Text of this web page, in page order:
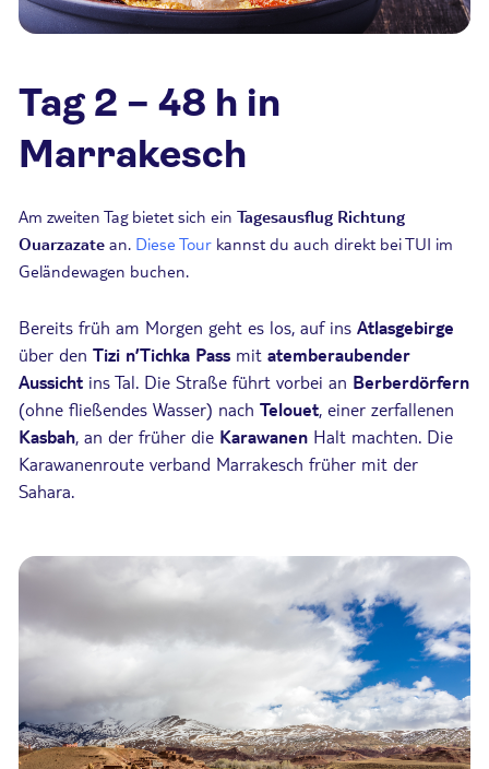
Tag 2 – 48 h in
Marrakesch
Am zweiten Tag bietet sich ein Tagesausflug Richtung
Ouarzazate an. Diese Tour kannst du auch direkt bei TUI im
Geländewagen buchen.
Bereits früh am Morgen geht es los, auf ins Atlasgebirge
über den Tizi n’Tichka Pass mit atemberaubender
Aussicht ins Tal. Die Straße führt vorbei an Berberdörfern
(ohne fließendes Wasser) nach Telouet, einer zerfallenen
Kasbah, an der früher die Karawanen Halt machten. Die
Karawanenroute verband Marrakesch früher mit der
Sahara.